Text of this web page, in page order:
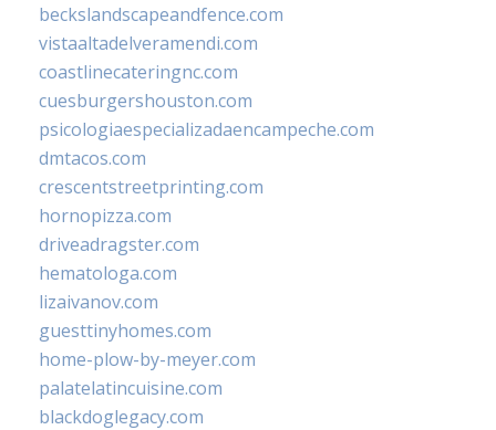
beckslandscapeandfence.com
vistaaltadelveramendi.com
coastlinecateringnc.com
cuesburgershouston.com
psicologiaespecializadaencampeche.com
dmtacos.com
crescentstreetprinting.com
hornopizza.com
driveadragster.com
hematologa.com
lizaivanov.com
guesttinyhomes.com
home-plow-by-meyer.com
palatelatincuisine.com
blackdoglegacy.com